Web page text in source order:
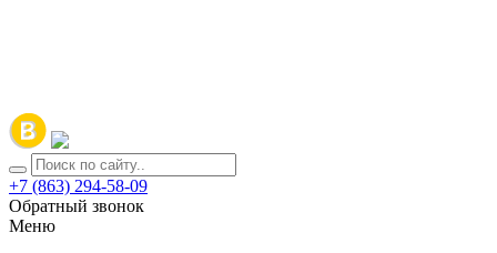
+7 (863) 294-58-09
Обратный звонок
Меню